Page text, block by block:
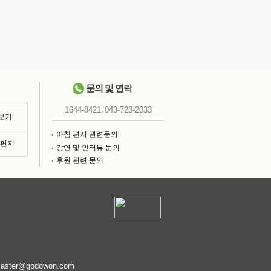
기
지
문의 및 연락
1644-8421 043-723-2033
아침 편지 관련문의
강연 및 인터뷰 문의
후원 관련 문의